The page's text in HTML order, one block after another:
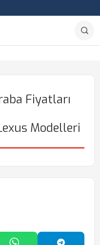
Fiyatları
Modelleri